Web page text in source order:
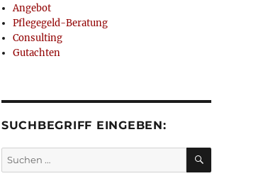
Veränderungen“
Angebot
Pflegegeld-Beratung
Consulting
Gutachten
SUCHBEGRIFF EINGEBEN:
Suchen
nach:
SUCHEN